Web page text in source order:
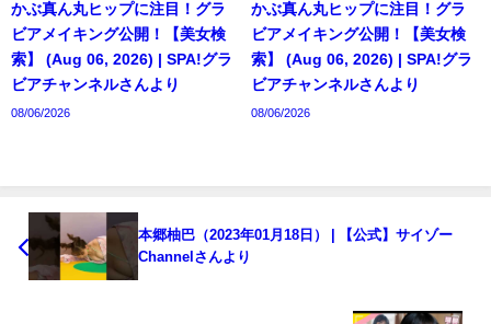
かぶ真ん丸ヒップに注目！グラ
ビアメイキング公開！【美女検
索】 (Aug 06, 2026) | SPA!グラ
ビアチャンネルさんより
08/06/2026
かぶ真ん丸ヒップに注目！グラ
ビアメイキング公開！【美女検
索】 (Aug 06, 2026) | SPA!グラ
ビアチャンネルさんより
08/06/2026
本郷柚巴（2023年01月18日） | 【公式】サイゾー
Channelさんより